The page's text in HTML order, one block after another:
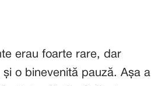
erau foarte rare, dar
o binevenită pauză. Așa a